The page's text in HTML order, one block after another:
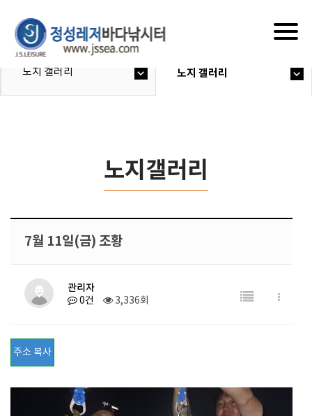
노지 갤러리 노지 갤러리
노지갤러리
7월 11일(금) 조황
관리자
0건 3,336회
주소 복사